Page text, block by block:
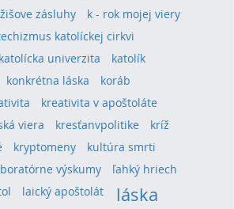
zásluhy
k - rok mojej viery
katolíckej cirkvi
katolícka univerzita
katolík
konkrétna láska
koráb
kreativita v apoštoláte
viera kresťanvpolitike
kríž
kryptomeny
kultúra smrti
výskumy
ľahký hriech
laický apoštolát láska